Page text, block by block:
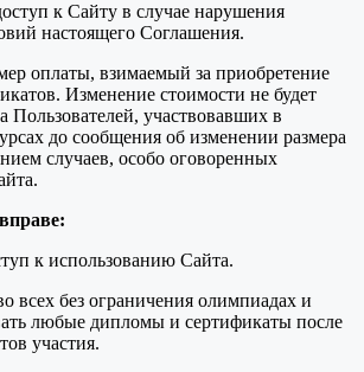
к Сайту в случае нарушения
настоящего Соглашения.
оплаты, взимаемый за приобретение
Изменение стоимости не будет
Пользователей, участвовавших в
до сообщения об изменении размера
случаев, особо оговоренных
к использованию Сайта.
всех без ограничения олимпиадах и
любые дипломы и сертификаты после
участия.